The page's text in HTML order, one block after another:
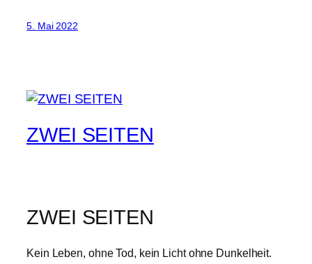
5. Mai 2022
ZWEI SEITEN
ZWEI SEITEN
Kein Leben, ohne Tod, kein Licht ohne Dunkelheit.